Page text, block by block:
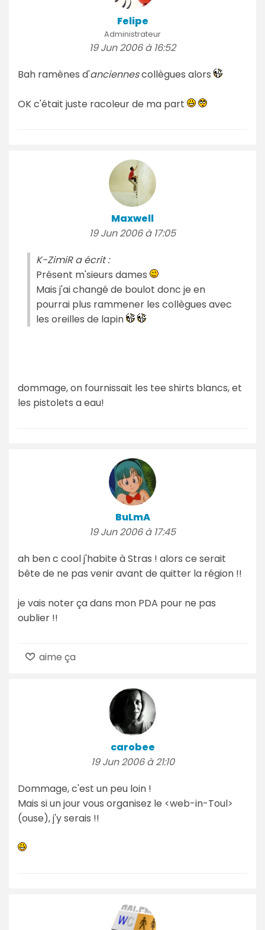
Felipe
Administrateur
19 Jun 2006 à 16:52
Bah ramènes d'anciennescollègues alors
OK c'était juste racoleur de ma part
Maxwell
19 Jun 2006 à 17:05
K-ZimiR a écrit :
Présent m'sieurs dames
Mais j'ai changé de boulot donc je en
pourrai plus rammener les collègues avec
les oreilles de lapin
dommage, on fournissait les tee shirts blancs, et
les pistolets a eau!
BuLmA
19 Jun 2006 à 17:45
ah ben c cool j'habite à Stras ! alors ce serait
bête de ne pas venir avant de quitter la région !!
je vais noter ça dans mon PDA pour ne pas
oublier !!
aime ça
carobee
19 Jun 2006 à 21:10
Dommage, c'est un peu loin !
Mais si un jour vous organisez le <web-in-Toul>
(ouse), j'y serais !!